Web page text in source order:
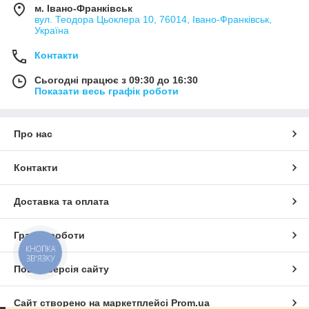
допомагають зняти м'язову напругу, покращити самопочуття
й відновитися після фізичних навантажень.
м. Івано-Франківськ
вул. Теодора Цьоклера 10, 76014, Івано-Франківськ,
Україна
Контакти
Сьогодні працює з 09:30 до 16:30
Показати весь графік роботи
Про нас
Контакти
Доставка та оплата
Графік роботи
Повна версія сайту
Сайт створено на маркетплейсі Prom.ua
КНОПКА
ЗВ'ЯЗКУ